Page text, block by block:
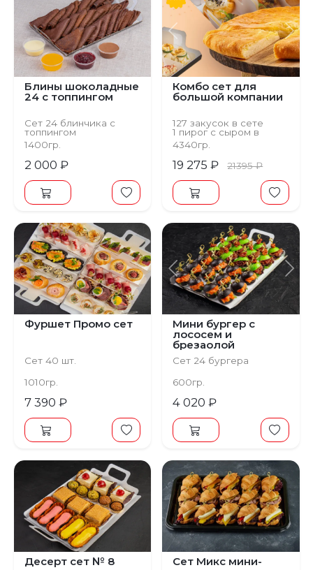
Блины шоколадные
24 с топпингом
Сет 24 блинчика с
топпингом
1400гр.
2 000 ₽
Предыдущий
Комбо сет для
большой компании
127 закусок в сете
1 пирог с сыром в
подарок
4340гр.
19 275 ₽ 21395 ₽
Фуршет Промо сет
Сет 40 шт.
1010гр.
7 390 ₽
Предыдущий
Мини бургер с
лососем и
брезаолой
(микробургер)
Сет 24 бургера
600гр.
4 020 ₽
Десерт сет № 8 Сет Микс мини-